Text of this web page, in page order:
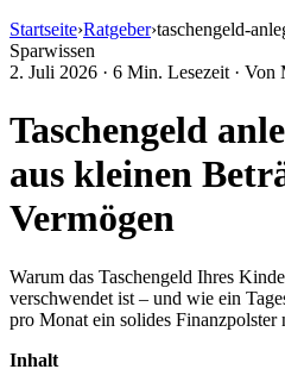
Startseite›Ratgeber›taschengeld-
Sparwissen
2. Juli 2026 · 6 Min. Lesezeit · Von
Taschengeld
aus kleinen
Vermögen
Warum das Taschengeld Ihres
verschwendet ist – und wie ein
pro Monat ein solides Finanzpolster
Inhalt